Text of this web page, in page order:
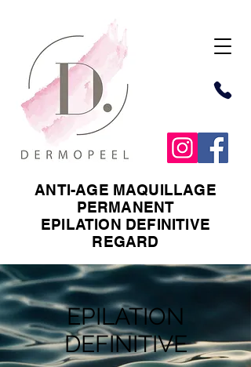
ANTI-AGE MAQUILLAGE
PERMANENT
EPILATION DEFINITIVE
REGARD
EPILATION
DEFINITIVE